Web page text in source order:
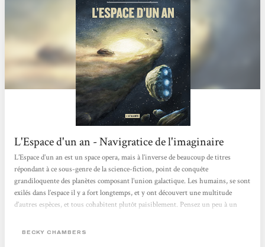
L'Espace d'un an - Navigratice de l'imaginaire
L’Espace d’un an est un space opera, mais à l’inverse de beaucoup de titres
répondant à ce sous-genre de la science-fiction, point de conquête
grandiloquente des planètes composant l’union galactique. Les humains, se sont
exilés dans l’espace il y a fort longtemps, et y ont découvert une multitude
d’autres espèces, et tous cohabitent plutôt paisiblement. Pensez un peu à un
derniers puissent encore être présents). Dans ce premier tome de la quadrilogie,
BECKY CHAMBERS